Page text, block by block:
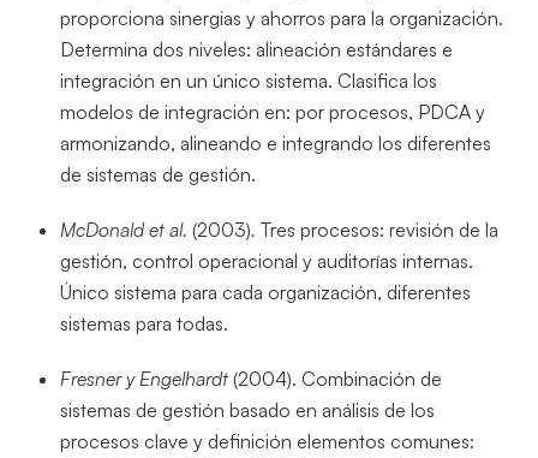
proporciona sinergias y ahorros para la organización.
Determina dos niveles: alineación estándares e
integración en un único sistema. Clasifica los
modelos de integración en: por procesos, PDCA y
armonizando, alineando e integrando los diferentes
de sistemas de gestión.
McDonaldet al. (2003). Tres procesos: revisión de la
gestión, control operacional y auditorías internas.
Único sistema para cada organización, diferentes
sistemas para todas.
Fresner y Engelhardt (2004). Combinación de
sistemas de gestión basado en análisis de los
procesos clave y definición elementos comunes: